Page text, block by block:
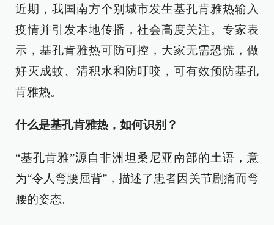
近期，我国南方个别城市发生基孔肯雅热输入
疫情并引发本地传播，社会高度关注。专家表
示，基孔肯雅热可防可控，大家无需恐慌，做
好灭成蚊、清积水和防叮咬，可有效预防基孔
肯雅热。
什么是基孔肯雅热，如何识别？
“基孔肯雅”源自非洲坦桑尼亚南部的土语，意
为“令人弯腰屈背”，描述了患者因关节剧痛而弯
腰的姿态。